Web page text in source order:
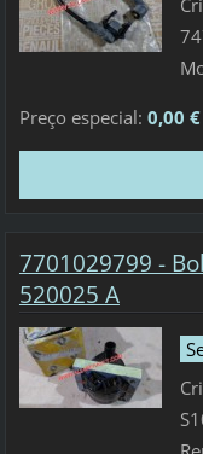
Preço especial: 0,00 €
7701029799 -
520025 A